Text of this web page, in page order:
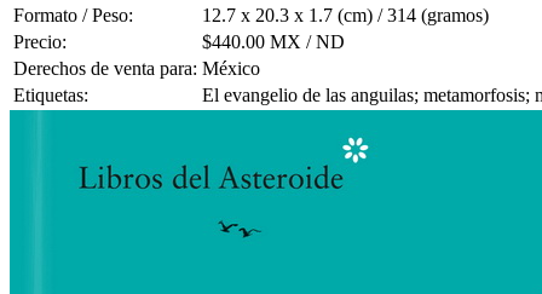
Formato / Peso:
12.7 x 20.3 x 1.7 (cm) / 314 (gramos)
Precio:
$440.00 MX / ND
Derechos de venta para: México
Etiquetas:
El evangelio de las anguilas;